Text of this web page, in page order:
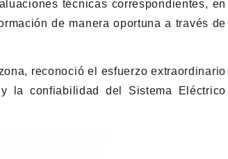
técnicas correspondientes, en
de manera oportuna a través de
reconoció el esfuerzo extraordinario
la confiabilidad del Sistema Eléctrico